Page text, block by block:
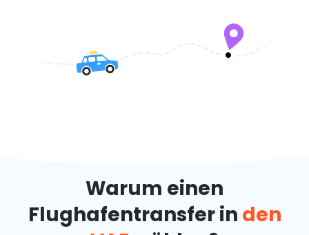
Warum einen
Flughafentransfer in den